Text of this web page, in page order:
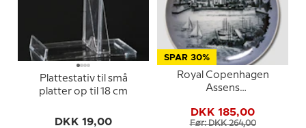
Plattestativ til små
platter op til 18 cm
DKK 19,00
SPAR 30%
Royal Copenhagen
Assens
år
DKK 185,00
Før: DKK 264,00